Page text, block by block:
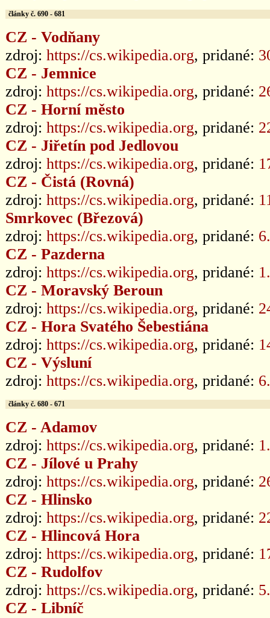
články č. 690 - 681
CZ - Vodňany
zdroj: https://cs.wikipedia.org, pridané:
CZ - Jemnice
zdroj: https://cs.wikipedia.org, pridané:
CZ - Horní město
zdroj: https://cs.wikipedia.org, pridané:
CZ - Jiřetín pod Jedlovou
zdroj: https://cs.wikipedia.org, pridané:
CZ - Čistá (Rovná)
zdroj: https://cs.wikipedia.org, pridané:
Smrkovec (Březová)
zdroj: https://cs.wikipedia.org, pridané:
CZ - Pazderna
zdroj: https://cs.wikipedia.org, pridané:
CZ - Moravský Beroun
zdroj: https://cs.wikipedia.org, pridané:
CZ - Hora Svatého Šebestiána
zdroj: https://cs.wikipedia.org, pridané:
CZ - Výsluní
zdroj: https://cs.wikipedia.org, pridané:
články č. 680 - 671
CZ - Adamov
zdroj: https://cs.wikipedia.org, pridané:
CZ - Jílové u Prahy
zdroj: https://cs.wikipedia.org, pridané:
CZ - Hlinsko
zdroj: https://cs.wikipedia.org, pridané:
CZ - Hlincová Hora
zdroj: https://cs.wikipedia.org, pridané:
CZ - Rudolfov
zdroj: https://cs.wikipedia.org, pridané:
CZ - Libníč